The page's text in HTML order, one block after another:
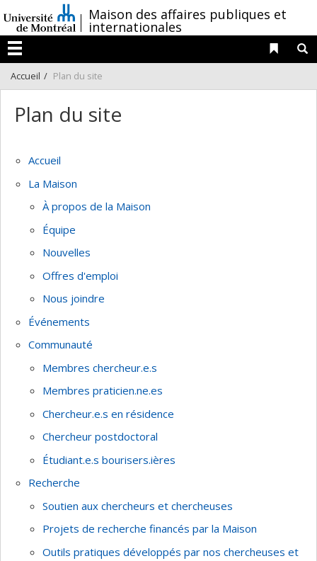
au
contenu
/Maison des affaires publiques et
internationales
Menu
Liens
Accueil Plan du site
Plan du site
Accueil
La Maison
À propos de la Maison
Équipe
Nouvelles
Offres d'emploi
Nous joindre
Événements
Communauté
Membres chercheur.e.s
Membres praticien.ne.es
Chercheur.e.s en résidence
Chercheur postdoctoral
Étudiant.e.s bourisers.ières
Recherche
Soutien aux chercheurs et chercheuses
Projets de recherche financés par la Maison
Outils pratiques développés par nos chercheuses et